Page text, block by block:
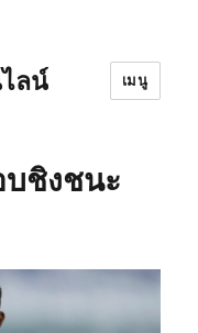
ลน์ เมนู
ชิงชนะ